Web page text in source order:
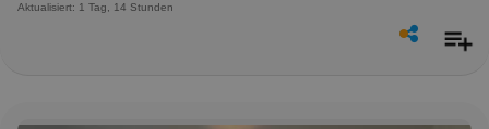
Aktualisiert: 1 Tag, 14 Stunden